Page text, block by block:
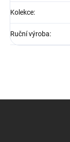
Kolekce:
Ruční výroba: